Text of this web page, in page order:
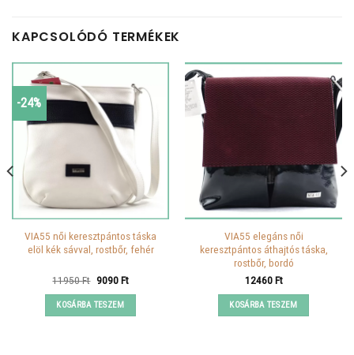
KAPCSOLÓDÓ TERMÉKEK
-24%
VIA55 női keresztpántos táska
elöl kék sávval, rostbőr, fehér
11950Ft Original
was:
11950 Ft.
9090FtCurrent
KOSÁRBA TESZEM
VIA55 elegáns női
keresztpántos áthajtós táska,
rostbőr, bordó
12460Ft
KOSÁRBA TESZEM